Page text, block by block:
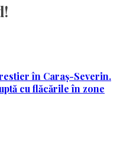
în Caraș-Severin.
cu flăcările în zone